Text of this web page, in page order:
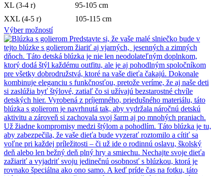
XL (3-4 r)
95-105 cm
XXL (4-5 r)
105-115 cm
Výber možností